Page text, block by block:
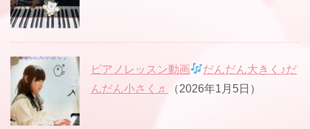
ピアノレッスン動画
だんだん大きく♪だ
んだん小さく♬
（2026年1月5日）